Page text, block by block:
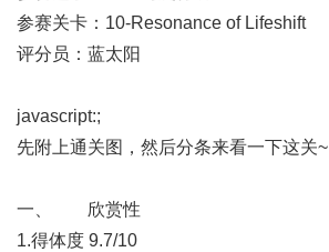
参赛关卡：10-Resonance of Lifeshift
评分员：蓝太阳
javascript:;
先附上通关图，然后分条来看一下这关~
一、 欣赏性
1.得体度 9.7/10